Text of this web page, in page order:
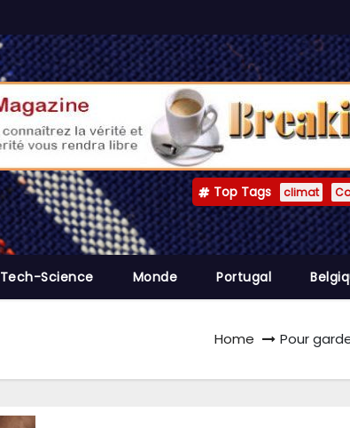
Top Tags climat
Tech-Science Monde Portugal
Home Pour